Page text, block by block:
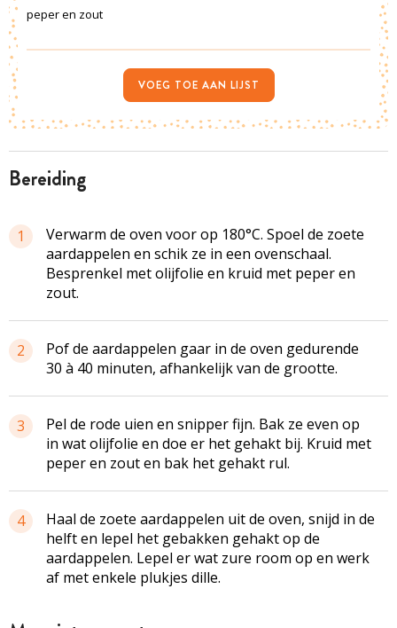
bereiding
1
Verwarm de oven voor op 180°C. Spoel de zoete
aardappelen en schik ze in een ovenschaal.
Besprenkel met olijfolie en kruid met peper en
zout.
2
Pof de aardappelen gaar in de oven gedurende
30 à 40 minuten, afhankelijk van de grootte.
3
Pel de rode uien en snipper fijn. Bak ze even op
in wat olijfolie en doe er het gehakt bij. Kruid met
peper en zout en bak het gehakt rul.
4
Haal de zoete aardappelen uit de oven, snijd in de
helft en lepel het gebakken gehakt op de
aardappelen. Lepel er wat zure room op en werk
af met enkele plukjes dille.
peper en zout
VOEG TOE AAN LIJST